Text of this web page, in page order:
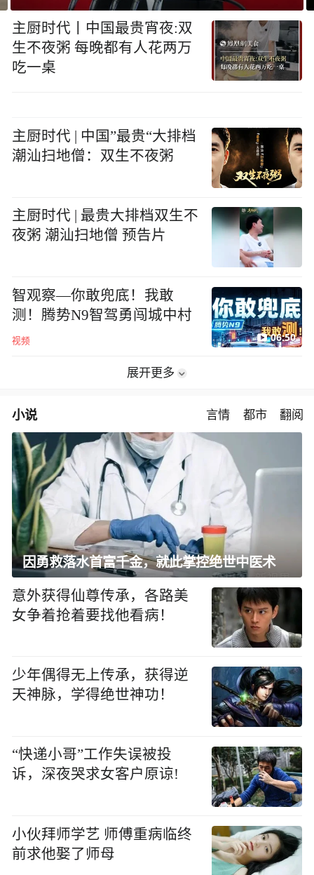
主厨时代丨中国最贵宵夜:双
生不夜粥 每晚都有人花两万
吃一桌
主厨时代 | 中国”最贵“大排档
潮汕扫地僧：双生不夜粥
主厨时代 | 最贵大排档双生不
夜粥 潮汕扫地僧 预告片
智观察—你敢兜底！我敢
测！腾势N9智驾勇闯城中村
视频 06:50
展开更多
小说 言情 都市 翻阅
因勇救落水首富千金，就此掌控绝世中医术
意外获得仙尊传承，各路美
女争着抢着要找他看病！
少年偶得无上传承，获得逆
天神脉，学得绝世神功！
“快递小哥”工作失误被投
诉，深夜哭求女客户原谅!
小伙拜师学艺 师傅重病临终
前求他娶了师母